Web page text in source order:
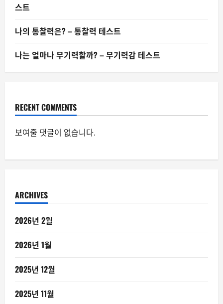
스트
나의 통찰력은? – 통찰력 테스트
나는 얼마나 무기력할까? – 무기력감 테스트
RECENT COMMENTS
보여줄 댓글이 없습니다.
ARCHIVES
2026년 2월
2026년 1월
2025년 12월
2025년 11월